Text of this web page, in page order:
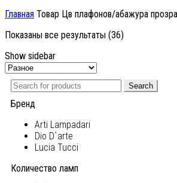
Главная Товар Цв плафонов/абажура
Показаны все результаты (36)
Show sidebar
Search
Бренд
Arti Lampadari
Dio D`arte
Lucia Tucci
Количество ламп